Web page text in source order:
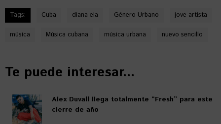
Tags: Cuba diana ela Género Urbano jove artista
música Música cubana música urbana nuevo sencillo
Te puede interesar...
Alex Duvall llega totalmente “Fresh” para este
cierre de año